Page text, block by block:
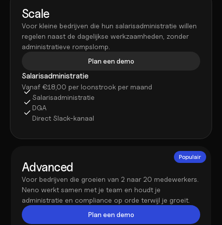
Scale
Voor kleine bedrijven die hun salarisadministratie willen
regelen naast de dagelijkse werkzaamheden, zonder
administratieve rompslomp.
Plan een demo
Salarisadministratie
Vanaf €18,00 per loonstrook per maand
Salarisadministratie
DGA
Direct Slack-kanaal
Populair
Advanced
Voor bedrijven die groeien van 2 naar 20 medewerkers.
Neno werkt samen met je team en houdt je
administratie en compliance op orde terwijl je groeit.
Plan een demo